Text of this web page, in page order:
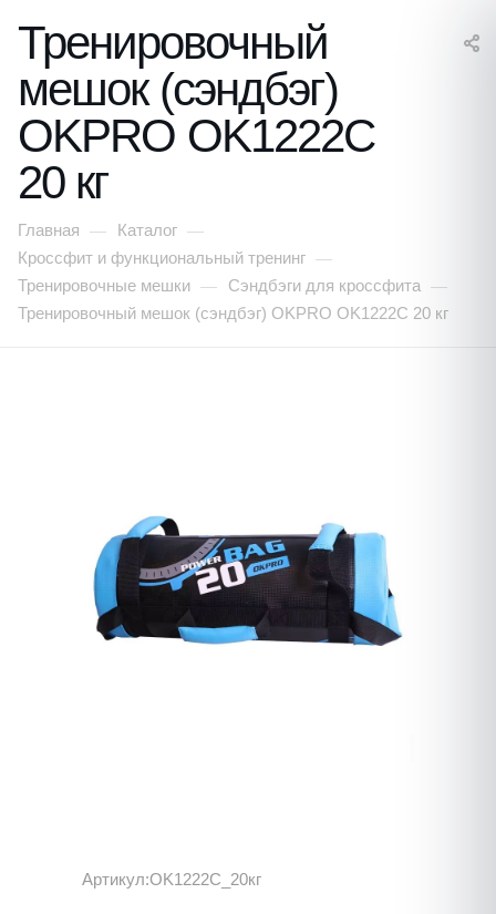
Тренировочный
мешок (сэндбэг)
OKPRO OK1222C
20 кг
Главная — Каталог —
Кроссфит и функциональный тренинг —
Тренировочные мешки — Сэндбэги для кроссфита —
Тренировочный мешок (сэндбэг) OKPRO OK1222C 20 кг
Артикул:OK1222C_20кг